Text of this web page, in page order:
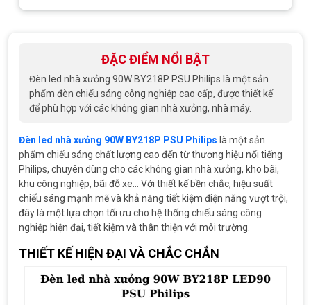
ĐẶC ĐIỂM NỔI BẬT
Đèn led nhà xưởng 90W BY218P PSU Philips là một sản
phẩm đèn chiếu sáng công nghiệp cao cấp, được thiết kế
để phù hợp với các không gian nhà xưởng, nhà máy.
Đèn led nhà xưởng 90W BY218P PSU Philips là một sản
phẩm chiếu sáng chất lượng cao đến từ thương hiệu nổi tiếng
Philips, chuyên dùng cho các không gian nhà xưởng, kho bãi,
khu công nghiệp, bãi đỗ xe… Với thiết kế bền chắc, hiệu suất
chiếu sáng mạnh mẽ và khả năng tiết kiệm điện năng vượt trội,
đây là một lựa chọn tối ưu cho hệ thống chiếu sáng công
nghiệp hiện đại, tiết kiệm và thân thiện với môi trường.
THIẾT KẾ HIỆN ĐẠI VÀ CHẮC CHẮN